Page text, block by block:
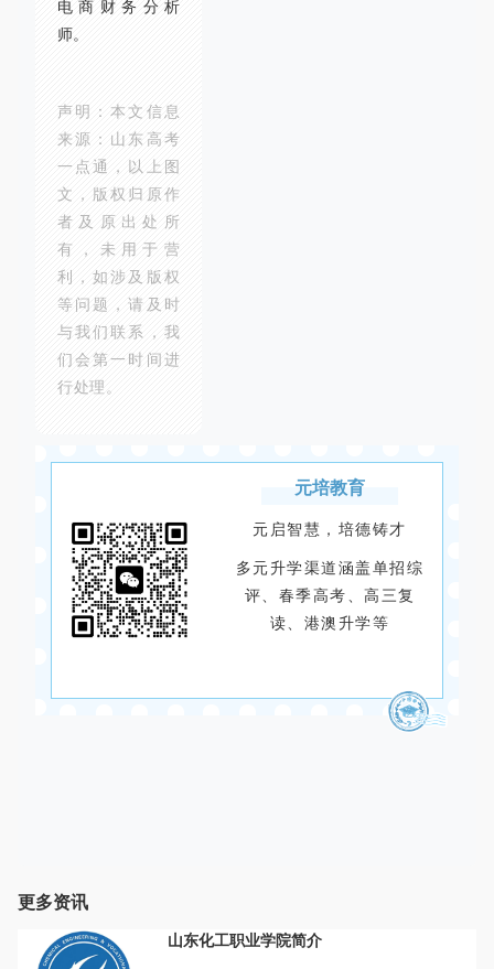
电商财务分析
师。
声明：本文信息
来源：山东高考
一点通，
以上图
文，版权归原作
者及原出处所
有
，未用于营
利，如涉及版权
等问题，请及时
与我们联系，我
们会第一时间进
行处理。
元培教育
元启智慧，培德铸才
多元升学渠道涵盖单招综
评、春季高考、高三复
读、港澳升学等
更多资讯
山东化工职业学院简介